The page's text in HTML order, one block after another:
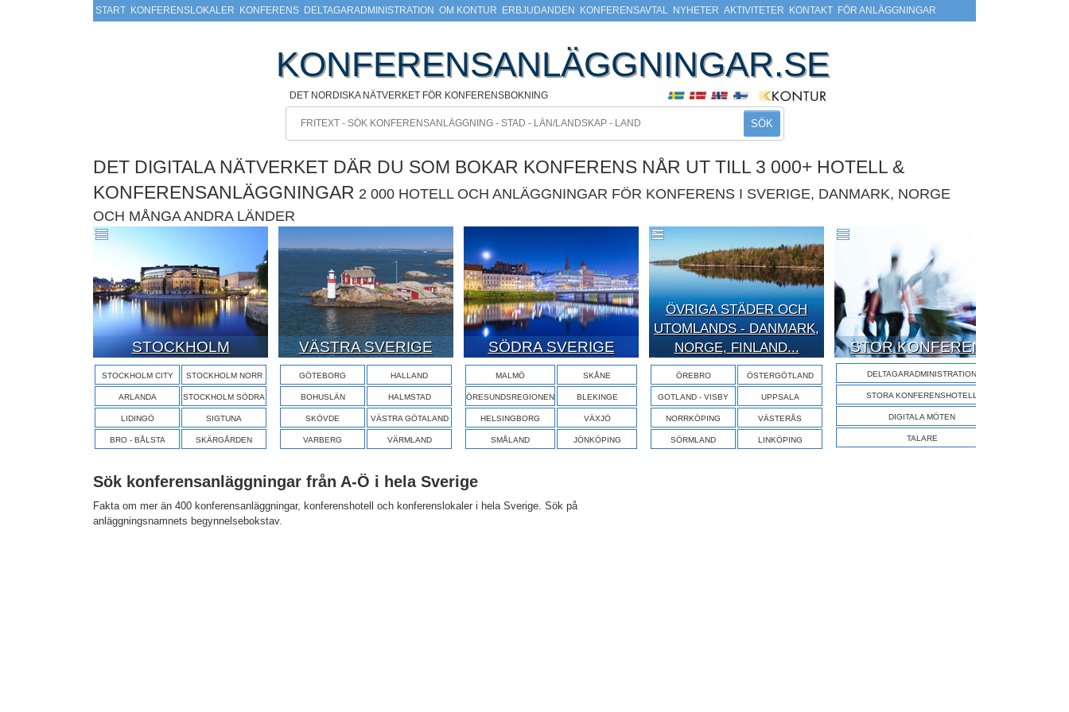
START KONFERENSLOKALER KONFERENS DELTAGARADMINISTRATION OM KONTUR ERBJUDANDEN KONFERENSAVTAL NYHETER AKTIVITETER KONTAKT FÖR ANLÄGGNINGAR
KONFERENSANLÄGGNINGAR.SE
DET NORDISKA NÄTVERKET FÖR KONFERENSBOKNING
SÖK
DET DIGITALA NÄTVERKET DÄR DU SOM BOKAR KONFERENS NÅR UT TILL 3 000+ HOTELL &
KONFERENSANLÄGGNINGAR 2 000 HOTELL OCH ANLÄGGNINGAR FÖR KONFERENS I SVERIGE, DANMARK, NORGE
OCH MÅNGA ANDRA LÄNDER
STOCKHOLM
STOCKHOLM CITY STOCKHOLM NORR
ARLANDA STOCKHOLM SÖDRA
LIDINGÖ SIGTUNA
BRO - BÅLSTA SKÄRGÅRDEN
VÄSTRA SVERIGE
GÖTEBORG HALLAND
BOHUSLÄN HALMSTAD
SKÖVDE VÄSTRA GÖTALAND
VARBERG VÄRMLAND
SÖDRA SVERIGE
MALMÖ SKÅNE
ÖRESUNDSREGIONEN BLEKINGE
HELSINGBORG VÄXJÖ
SMÅLAND JÖNKÖPING
ÖVRIGA STÄDER OCH
UTOMLANDS - DANMARK,
NORGE, FINLAND...
ÖREBRO ÖSTERGÖTLAND
GOTLAND - VISBY UPPSALA
NORRKÖPING VÄSTERÅS
SÖRMLAND LINKÖPING
STOR KONFERENS
DELTAGARADMINISTRATION
STORA KONFERENSHOTELL
DIGITALA MÖTEN
TALARE
Sök konferensanläggningar från A-Ö i hela Sverige
Fakta om mer än 400 konferensanläggningar, konferenshotell och konferenslokaler i hela Sverige. Sök på
anläggningsnamnets begynnelsebokstav.